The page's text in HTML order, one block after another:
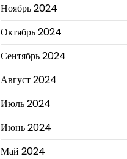
Ноябрь 2024
Октябрь 2024
Сентябрь 2024
Август 2024
Июль 2024
Июнь 2024
Май 2024